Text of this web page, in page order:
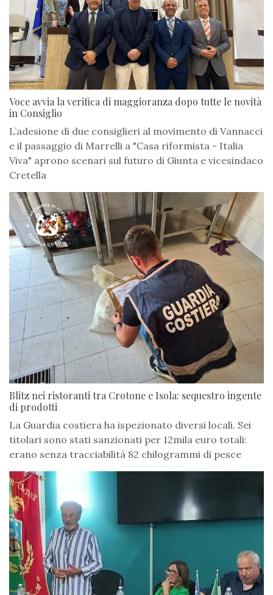
Voce avvia la verifica di maggioranza dopo tutte le novità
in Consiglio
L’adesione di due consiglieri al movimento di Vannacci
e il passaggio di Marrelli a "Casa riformista - Italia
Viva" aprono scenari sul futuro di Giunta e vicesindaco
Cretella
Blitz nei ristoranti tra Crotone e Isola: sequestro ingente
di prodotti
La Guardia costiera ha ispezionato diversi locali. Sei
titolari sono stati sanzionati per 12mila euro totali:
erano senza tracciabilità 82 chilogrammi di pesce